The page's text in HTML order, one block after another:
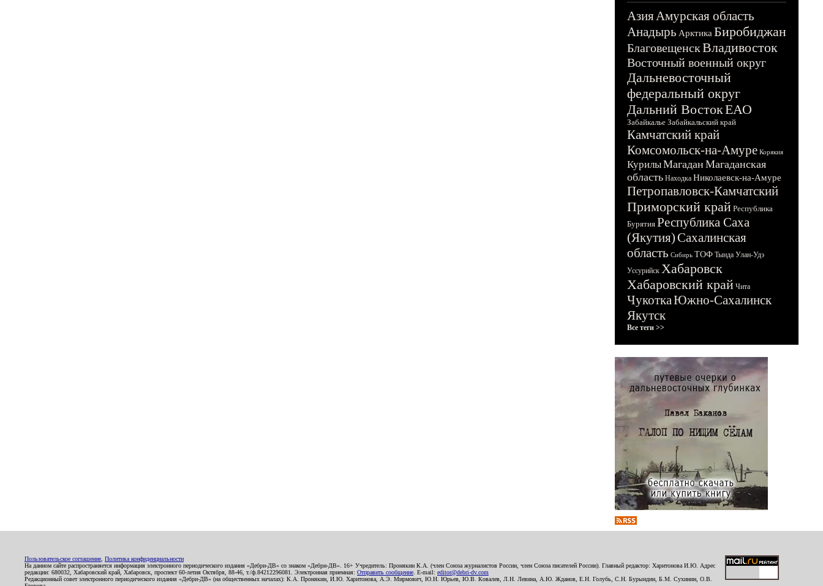
АзияАмурская область
Анадырь Арктика Биробиджан
БлаговещенскВладивосток
Восточный военный округ
Дальневосточный
федеральный округ
Дальний ВостокЕАО
Забайкалье Забайкальский край
Камчатский край
Комсомольск-на-Амуре Корякия
КурилыМагадан Магаданская
область Находка Николаевск-на-Амуре
Петропавловск-Камчатский
Приморский край Республика
Бурятия Республика Саха
(Якутия)Сахалинская
область Сибирь ТОФ Тында Улан-Удэ
Уссурийск Хабаровск
Хабаровский край Чита
ЧукоткаЮжно-Сахалинск
Якутск
Все теги >>
Пользовательское соглашение Политика конфиденциальности
На данном сайте распространяется информация электронного периодического издания «Дебри-ДВ» со знаком «Дебри-ДВ». 16+ Учредитель: Пронякин К.А. (член Союза журналистов России, член Союза писателей России). Главный редактор: Харитонова И.Ю. Адрес
редакции: 680032, Хабаровский край, Хабаровск, проспект 60-летия Октября, 88-46, т./ф.84212296081. Электронная приемная: Отправить сообщение . E-mail: editor@debri-dv.com
Редакционный совет электронного периодического издания «Дебри-ДВ» (на общественных началах): К.А. Пронякин, И.Ю. Харитонова, А.Э. Мирмович, Ю.Н. Юрьев, Ю.В. Ковалев, Л.Н. Левина, А.Ю. Жданов, Е.Н. Голубь, С.Н. Бурындин, Б.М. Сухинин, О.В.